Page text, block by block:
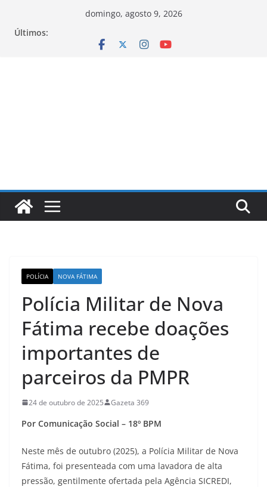
domingo, agosto 9, 2026
Últimos:
POLÍCIA NOVA FÁTIMA
Polícia Militar de Nova
Fátima recebe doações
importantes de
parceiros da PMPR
24 de outubro de 2025 Gazeta 369
Por Comunicação Social – 18º BPM
Neste mês de outubro (2025), a Polícia Militar de Nova
Fátima, foi presenteada com uma lavadora de alta
pressão, gentilmente ofertada pela Agência SICREDI,